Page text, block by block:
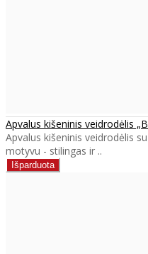
Apvalus kišeninis veidrodėlis
Apvalus kišeninis veidrodėlis
motyvu - stilingas ir ..